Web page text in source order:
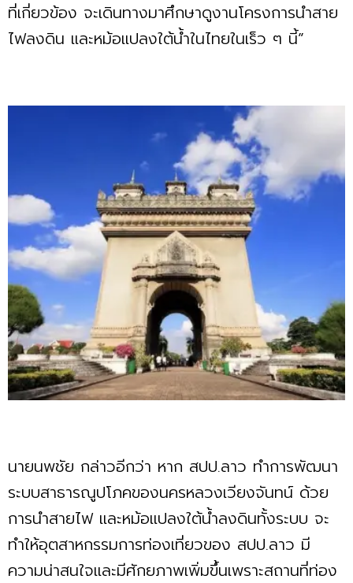
ที่เกี่ยวข้อง จะเดินทางมาศึกษาดูงานโครงการนำสาย
ไฟลงดิน และหม้อแปลงใต้น้ำในไทยในเร็ว ๆ นี้”
นายนพชัย กล่าวอีกว่า หาก สปป.ลาว ทำการพัฒนา
ระบบสาธารณูปโภคของนครหลวงเวียงจันทน์ ด้วย
การนำสายไฟ และหม้อแปลงใต้น้ำลงดินทั้งระบบ จะ
ทำให้อุตสาหกรรมการท่องเที่ยวของ สปป.ลาว มี
ความน่าสนใจและมีศักยภาพเพิ่มขึ้นเพราะสถานที่ท่อง